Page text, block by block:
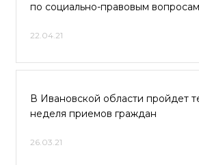
по социально-правовым вопросам
22.04.21
В Ивановской области пройдет
неделя приемов граждан
26.03.21